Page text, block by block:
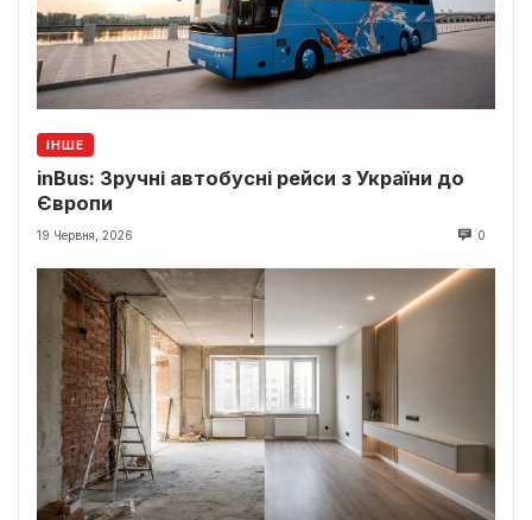
ІНШЕ
inBus: Зручні автобусні рейси з України до
Європи
19 Червня, 2026 0